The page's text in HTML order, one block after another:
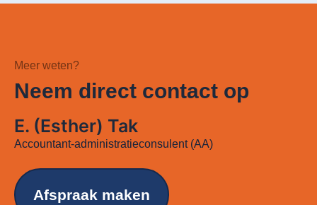
Meer weten?
Neem direct contact op
E. (Esther) Tak
Accountant-administratieconsulent (AA)
Afspraak maken